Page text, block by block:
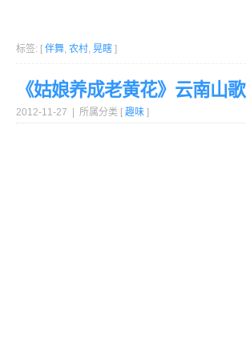
标签: [ 伴舞, 农村, 晃瞎 ]
《姑娘养成老黄花》云南山歌
2012-11-27 | 所属分类 [ 趣味 ]